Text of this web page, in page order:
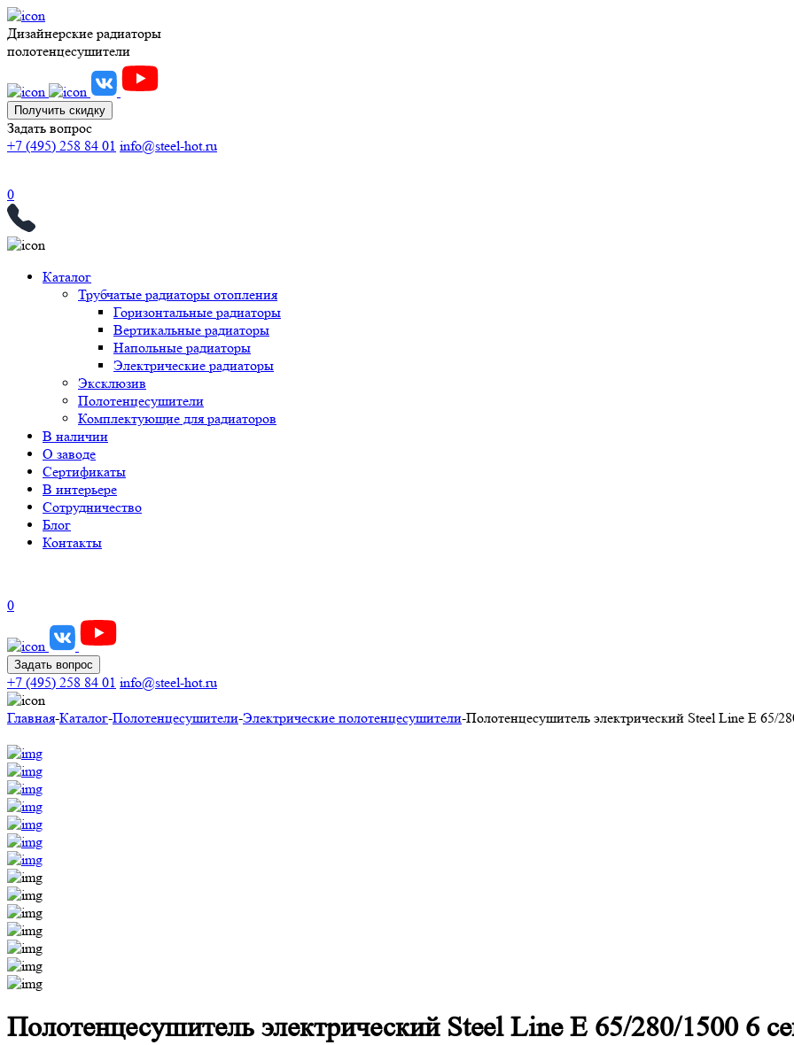
Дизайнерские радиаторы
полотенцесушители
Получить скидку
Задать вопрос
+7 (495) 258 84 01 info@steel-hot.ru
0
Каталог
Трубчатые радиаторы отопления
Горизонтальные радиаторы
Вертикальные радиаторы
Напольные радиаторы
Электрические радиаторы
Эксклюзив
Полотенцесушители
Комплектующие для радиаторов
В наличии
О заводе
Сертификаты
В интерьере
Сотрудничество
Блог
Контакты
0
Задать вопрос
+7 (495) 258 84 01 info@steel-hot.ru
Главная-Каталог-Полотенцесушители-Электрические полотенцесушители-Полотенцесушитель электрический Steel Line E 65/
Полотенцесушитель электрический Steel Line E 65/280/1500 6